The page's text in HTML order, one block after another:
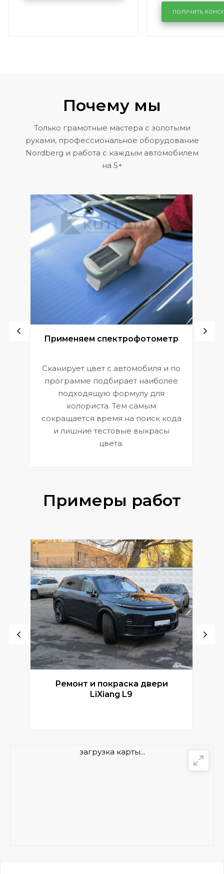
районе
Volkswagen
ПОЛУЧИТЬ
Почему мы
Только грамотные мастера с золотыми
руками, профессиональное оборудование
Nordberg и работа с каждым автомобилем
на 5+
Применяем спектрофотометр
Сканирует цвет с автомобиля и по
программе подбирает наиболее
подходящую формулу для
колориста. Тем самым
сокращается время на поиск кода
и лишние тестовые выкрасы
цвета.
Примеры работ
Ремонт и покраска двери
LiXiang L9
загрузка карты...